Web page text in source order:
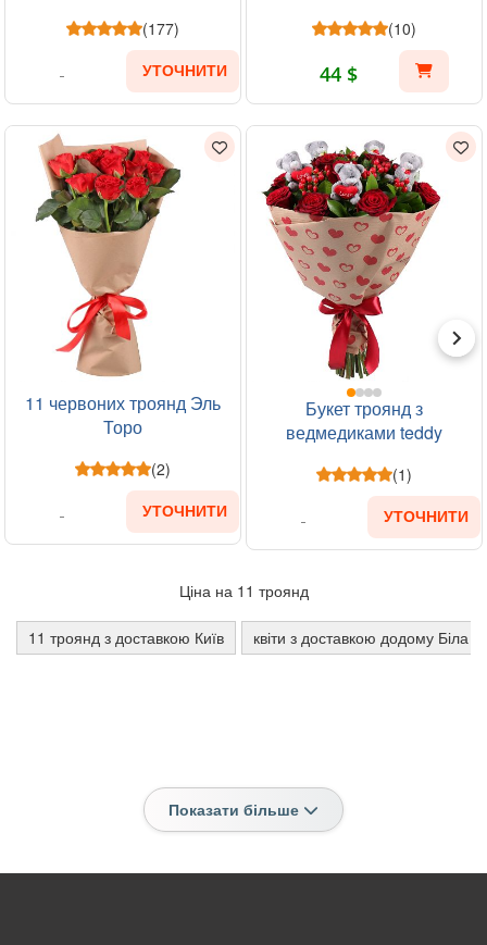
(177)
УТОЧНИТИ
(10)
44 $
11 червоних троянд Эль
Торо
(2)
УТОЧНИТИ
Букет троянд з
ведмедиками teddy
(1)
УТОЧНИТИ
Ціна на 11 троянд
11 троянд з доставкою Київ квіти з доставкою додому Біла
Показати більше